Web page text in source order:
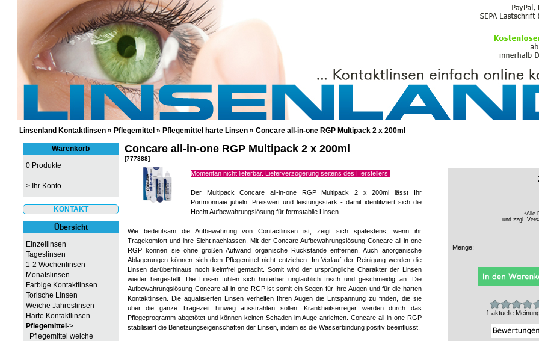
GÜNSTIGE KONTAKTLINSEN UND PFLEGEMITTEL
Linsenland Kontaktlinsen » Pflegemittel » Pflegemittel harte Linsen » Concare all-in-one RGP Multipack 2 x 200ml
Warenkorb
0 Produkte
> Ihr Konto
KONTAKT
Übersicht
Einzellinsen
Tageslinsen
1-2 Wochenlinsen
Monatslinsen
Farbige Kontaktlinsen
Torische Linsen
Weiche Jahreslinsen
Harte Kontaktlinsen
Pflegemittel->
Pflegemittel weiche
Concare all-in-one RGP Multipack 2 x 200ml
[777888]
Momentan nicht lieferbar. Lieferverzögerung seitens des Herstellers.
Der Multipack Concare all-in-one RGP Multipack 2 x 200ml lässt Ihr
Portmonnaie jubeln. Preiswert und leistungsstark - damit identifiziert sich die
Hecht Aufbewahrungslösung für formstabile Linsen.
Wie bedeutsam die Aufbewahrung von Contactlinsen ist, zeigt sich spätestens, wenn ihr
Tragekomfort und ihre Sicht nachlassen. Mit der Concare Aufbewahrungslösung Concare all-in-one
RGP können sie ohne großen Aufwand organische Rückstände entfernen. Auch anorganische
Ablagerungen können sich dem Pflegemittel nicht entziehen. Im Verlauf der Reinigung werden die
Linsen darüberhinaus noch keimfrei gemacht. Somit wird der ursprüngliche Charakter der Linsen
wieder hergestellt. Die Linsen fühlen sich hinterher unglaublich frisch und geschmeidig an. Die
Aufbewahrungslösung Concare all-in-one RGP ist somit ein Segen für Ihre Augen und für die harten
Kontaktlinsen. Die aquatisierten Linsen verhelfen Ihren Augen die Entspannung zu finden, die sie
über die ganze Tragezeit hinweg ausstrahlen sollen. Krankheitserreger werden durch das
Pflegeprogramm abgetötet und können keinen Schaden im Auge anrichten. Concare all-in-one RGP
stabilisiert die Benetzungseigenschaften der Linsen, indem es die Wasserbindung positiv beeinflusst.
*Alle
und zzgl.
Menge:
1 aktuelle